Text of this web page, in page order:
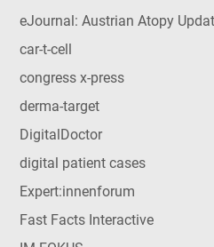
eJournal: Austrian Atopy
car-t-cell
congress x-press
derma-target
DigitalDoctor
digital patient cases
Expert:innenforum
Fast Facts Interactive